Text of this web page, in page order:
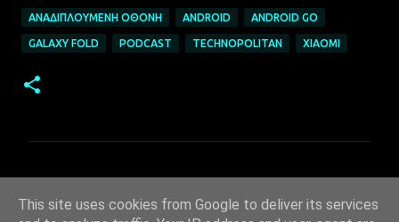
ΑΝΑΔΙΠΛΟΎΜΕΝΗ ΟΘΌΝΗ ANDROID ANDROID GO
GALAXY FOLD PODCAST TECHNOPOLITAN XIAOMI
This site uses cookies from Google to deliver its services